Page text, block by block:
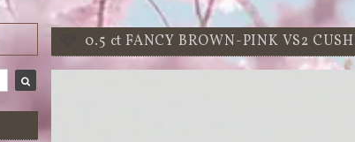
0.5 ct FANCY BROWN-PINK VS2